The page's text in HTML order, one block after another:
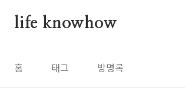
life knowhow
홈 태그 방명록